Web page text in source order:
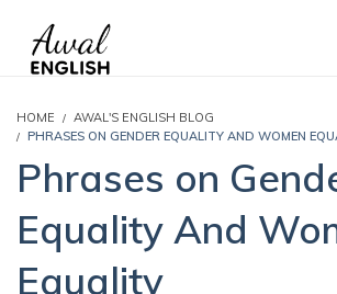
HOME
AWAL'S ENGLISH BLOG
PHRASES ON GENDER EQUALITY AND WOMEN
Phrases on
Equality And
Equality